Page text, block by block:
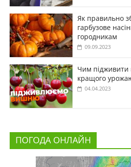
Як правильно
гарбузове
городникам
09.09.2023
Чим
кращого
04.04.2023
ПОГОДА ОНЛАЙН